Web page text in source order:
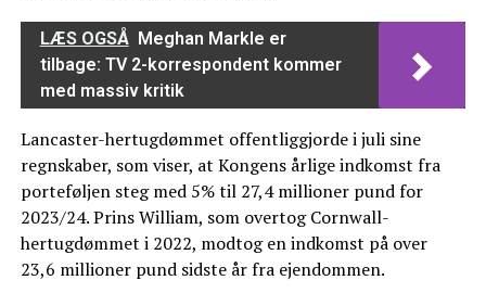
LÆS OGSÅ Meghan Markle er
tilbage: TV 2-korrespondent kommer
med massiv kritik
Lancaster-hertugdømmet offentliggjorde i juli sine
regnskaber, som viser, at Kongens årlige indkomst fra
porteføljen steg med 5% til 27,4 millioner pund for
2023/24. Prins William, som overtog Cornwall-
hertugdømmet i 2022, modtog en indkomst på over
23,6 millioner pund sidste år fra ejendommen.